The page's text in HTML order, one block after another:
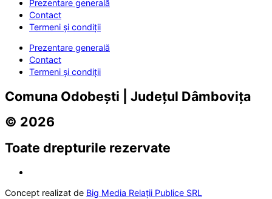
Prezentare generală
Contact
Termeni și condiții
Prezentare generală
Contact
Termeni și condiții
Comuna Odobești | Județul Dâmbovița
© 2026
Toate drepturile rezervate
Concept realizat de Big Media Relații Publice SRL